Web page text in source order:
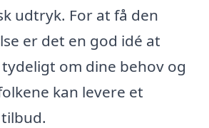
udtryk. For at få den
er det en god idé at
om dine behov og
kan levere et